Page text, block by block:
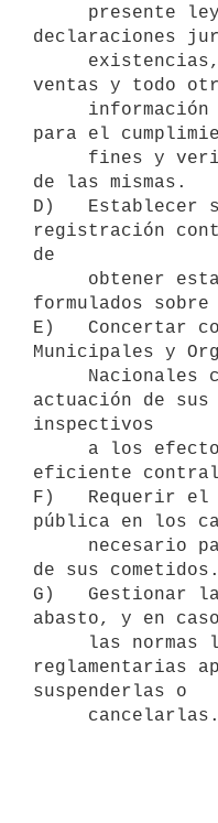
declaraciones
ventas y todo
para el
de las mismas.
D)   Establecer
registración
de
formulados sobre
E)   Concertar
Municipales y
actuación de
inspectivos
eficiente
F)   Requerir
pública en los
de sus cometidos.
G)   Gestionar
abasto, y en
reglamentarias
suspenderlas o